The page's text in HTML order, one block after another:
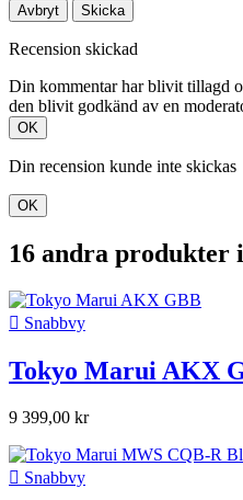
Avbryt Skicka
Recension skickad
Din kommentar har blivit tillagd
den blivit godkänd av en
OK
Din recension kunde inte skickas
OK
16 andra produkter
 Snabbvy
Tokyo Marui AKX
9 399,00 kr
 Snabbvy